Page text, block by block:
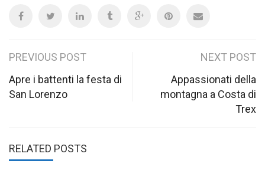
Post
navigation
PREVIOUS POST
Apre i battenti la festa di
San Lorenzo
NEXT POST
Appassionati della
montagna a Costa di
Trex
RELATED POSTS